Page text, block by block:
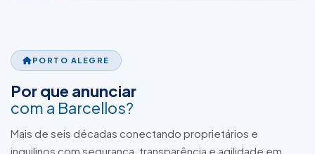
PORTO ALEGRE
Por que anunciar
com a Barcellos?
Mais de seis décadas conectando proprietários e
inquilinos com segurança, transparência e agilidade em